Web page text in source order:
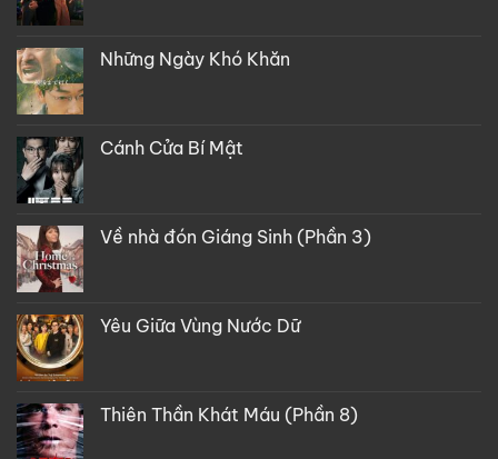
Những Ngày Khó Khăn
Cánh Cửa Bí Mật
Về nhà đón Giáng Sinh (Phần 3)
Yêu Giữa Vùng Nước Dữ
Thiên Thần Khát Máu (Phần 8)